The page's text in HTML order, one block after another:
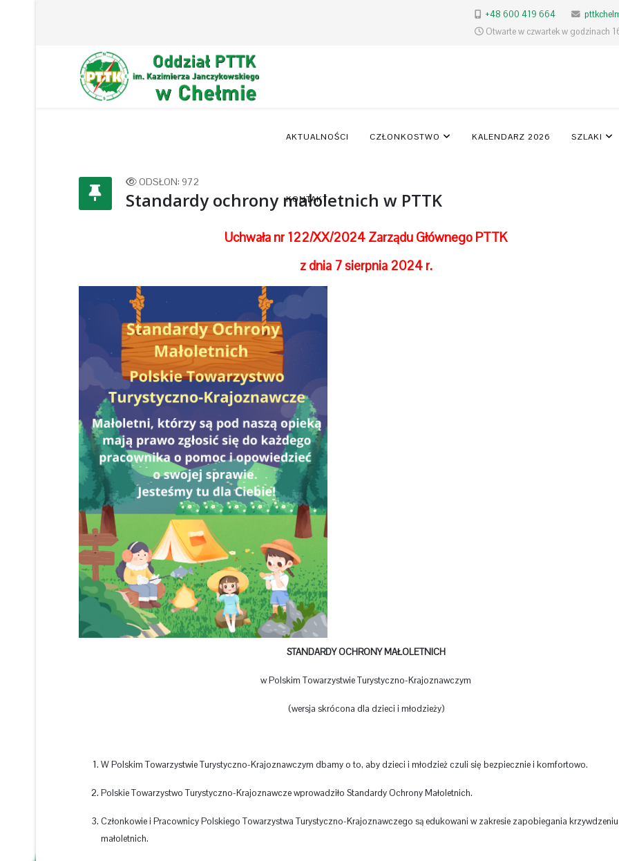
+48 600 419 664
Otwarte w czwartek w godzinach
AKTUALNOŚCI CZŁONKOSTWO KALENDARZ 2026 SZLAKI
KONTAKT
ODSŁON: 972
Standardy ochrony małoletnich w PTTK
Uchwała nr 122/XX/2024 Zarządu Głównego PTTK
z dnia 7 sierpnia 2024 r.
STANDARDY OCHRONY MAŁOLETNICH
w Polskim Towarzystwie Turystyczno-Krajoznawczym
(wersja skrócona dla dzieci i młodzieży)
W Polskim Towarzystwie Turystyczno-Krajoznawczym dbamy o to, aby dzieci i młodzież czuli się bezpiecznie i komfortowo.
Polskie Towarzystwo Turystyczno-Krajoznawcze wprowadziło Standardy Ochrony Małoletnich.
Członkowie i Pracownicy Polskiego Towarzystwa Turystyczno-Krajoznawczego są edukowani w zakresie zapobiegania krzywdzeniu
małoletnich.